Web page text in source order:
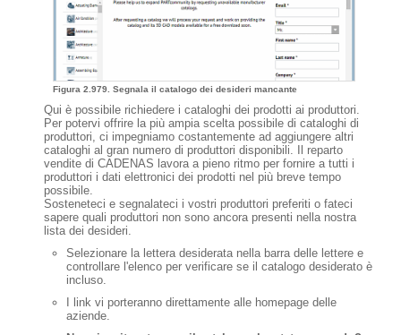
Figura 2.979. Segnala il catalogo dei desideri mancante
Qui è possibile richiedere i cataloghi dei prodotti ai produttori.
Per potervi offrire la più ampia scelta possibile di cataloghi di
produttori, ci impegniamo costantemente ad aggiungere altri
cataloghi al gran numero di produttori disponibili. Il reparto
vendite di CADENAS lavora a pieno ritmo per fornire a tutti i
produttori i dati elettronici dei prodotti nel più breve tempo
possibile.
Sosteneteci e segnalateci i vostri produttori preferiti o fateci
sapere quali produttori non sono ancora presenti nella nostra
lista dei desideri.
Selezionare la lettera desiderata nella barra delle lettere e
controllare l'elenco per verificare se il catalogo desiderato è
incluso.
I link vi porteranno direttamente alle homepage delle
aziende.